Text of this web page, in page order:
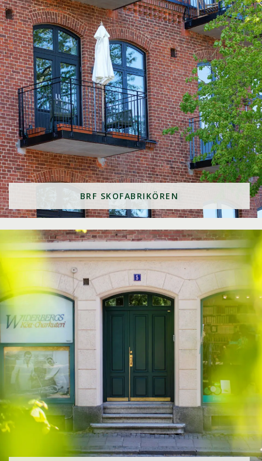
BRF SKOFABRIKÖREN